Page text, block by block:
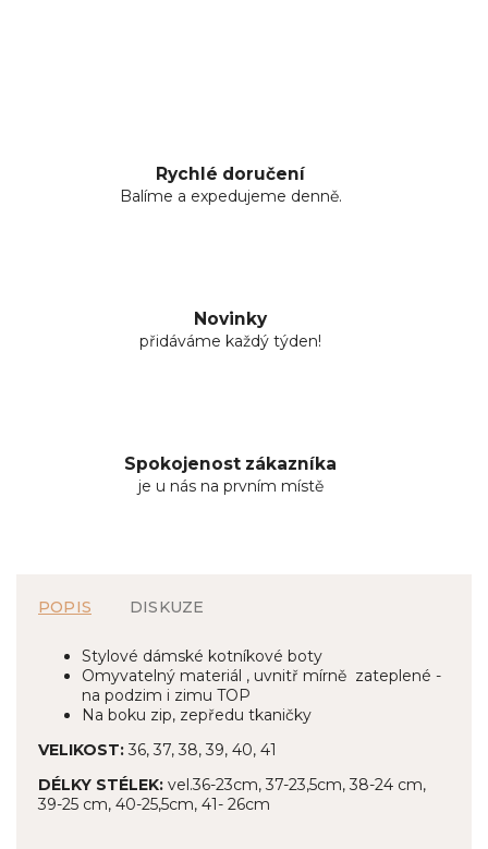
Rychlé doručení
Balíme a expedujeme denně.
Novinky
přidáváme každý týden!
Spokojenost zákazníka
je u nás na prvním místě
POPIS DISKUZE
Stylové dámské kotníkové boty
Omyvatelný materiál , uvnitř mírně zateplené -
na podzim i zimu TOP
Na boku zip, zepředu tkaničky
VELIKOST: 36, 37, 38, 39, 40, 41
DÉLKY STÉLEK: vel.36-23cm, 37-23,5cm, 38-24 cm,
39-25 cm, 40-25,5cm, 41- 26cm